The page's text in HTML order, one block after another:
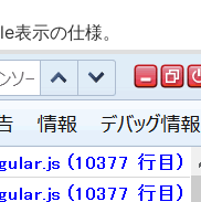
示の仕様。